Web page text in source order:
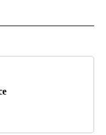
NOTIFICATIONS ABOUT